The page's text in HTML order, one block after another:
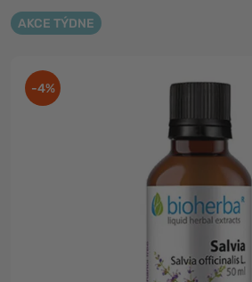
AKCE TÝDNE
-4%